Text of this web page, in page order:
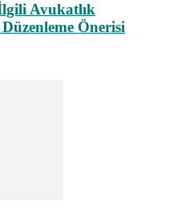
Avukatlık
Önerisi